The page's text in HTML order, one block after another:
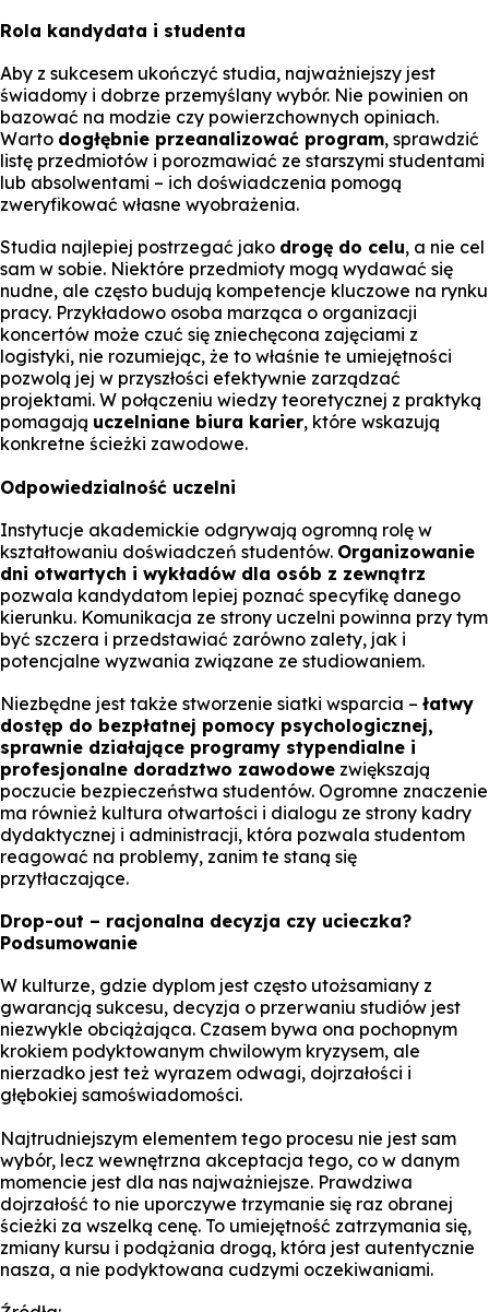
Rola kandydata i studenta
Aby z sukcesem ukończyć studia, najważniejszy jest
świadomy i dobrze przemyślany wybór. Nie powinien on
bazować na modzie czy powierzchownych opiniach.
Warto dogłębnie przeanalizować program, sprawdzić
listę przedmiotów i porozmawiać ze starszymi studentami
lub absolwentami – ich doświadczenia pomogą
zweryfikować własne wyobrażenia.
Studia najlepiej postrzegać jako drogę do celu, a nie cel
sam w sobie. Niektóre przedmioty mogą wydawać się
nudne, ale często budują kompetencje kluczowe na rynku
pracy. Przykładowo osoba marząca o organizacji
koncertów może czuć się zniechęcona zajęciami z
logistyki, nie rozumiejąc, że to właśnie te umiejętności
pozwolą jej w przyszłości efektywnie zarządzać
projektami. W połączeniu wiedzy teoretycznej z praktyką
pomagają uczelniane biura karier, które wskazują
konkretne ścieżki zawodowe.
Odpowiedzialność uczelni
Instytucje akademickie odgrywają ogromną rolę w
kształtowaniu doświadczeń studentów. Organizowanie
dni otwartych i wykładów dla osób z zewnątrz
pozwala kandydatom lepiej poznać specyfikę danego
kierunku. Komunikacja ze strony uczelni powinna przy tym
być szczera i przedstawiać zarówno zalety, jak i
potencjalne wyzwania związane ze studiowaniem.
Niezbędne jest także stworzenie siatki wsparcia – łatwy
dostęp do bezpłatnej pomocy psychologicznej,
sprawnie działające programy stypendialne i
profesjonalne doradztwo zawodowe zwiększają
poczucie bezpieczeństwa studentów. Ogromne znaczenie
ma również kultura otwartości i dialogu ze strony kadry
dydaktycznej i administracji, która pozwala studentom
reagować na problemy, zanim te staną się
przytłaczające.
Drop-out – racjonalna decyzja czy ucieczka?
Podsumowanie
W kulturze, gdzie dyplom jest często utożsamiany z
gwarancją sukcesu, decyzja o przerwaniu studiów jest
niezwykle obciążająca. Czasem bywa ona pochopnym
krokiem podyktowanym chwilowym kryzysem, ale
nierzadko jest też wyrazem odwagi, dojrzałości i
głębokiej samoświadomości.
Najtrudniejszym elementem tego procesu nie jest sam
wybór, lecz wewnętrzna akceptacja tego, co w danym
momencie jest dla nas najważniejsze. Prawdziwa
dojrzałość to nie uporczywe trzymanie się raz obranej
ścieżki za wszelką cenę. To umiejętność zatrzymania się,
zmiany kursu i podążania drogą, która jest autentycznie
nasza, a nie podyktowana cudzymi oczekiwaniami.